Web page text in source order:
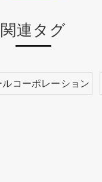
関連タグ
コーポレーション